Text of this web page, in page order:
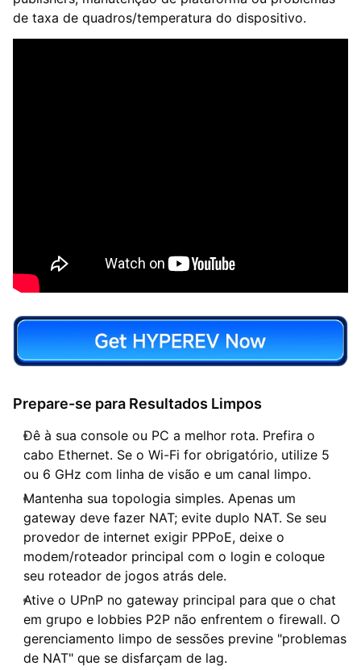
de taxa de quadros/temperatura do dispositivo.
Prepare-se para Resultados Limpos
Dê à sua console ou PC a melhor rota. Prefira o
cabo Ethernet. Se o Wi-Fi for obrigatório, utilize 5
ou 6 GHz com linha de visão e um canal limpo.
Mantenha sua topologia simples. Apenas um
gateway deve fazer NAT; evite duplo NAT. Se seu
provedor de internet exigir PPPoE, deixe o
modem/roteador principal com o login e coloque
seu roteador de jogos atrás dele.
Ative o UPnP no gateway principal para que o chat
em grupo e lobbies P2P não enfrentem o firewall. O
gerenciamento limpo de sessões previne "problemas
de NAT" que se disfarçam de lag.